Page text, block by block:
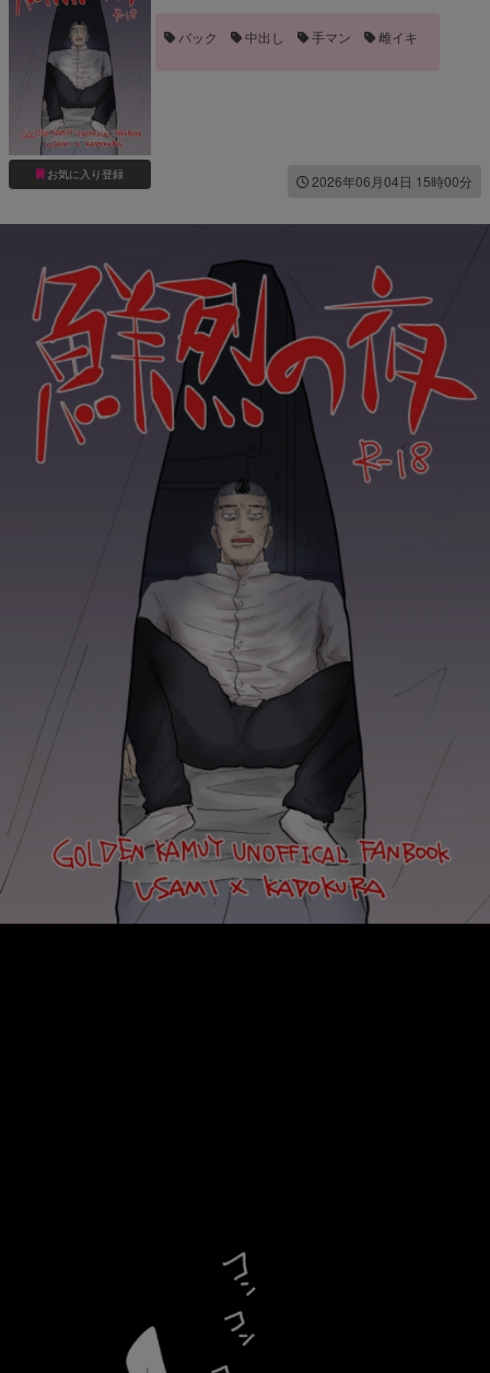
お気に入り登録
バック 中出し 手マン 雌イキ
2026年06月04日 15時00分